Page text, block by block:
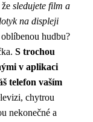
sledujete film a
na displeji
hudbu?
S trochou
v aplikaci
telefon vaším
chytrou
nekonečné a